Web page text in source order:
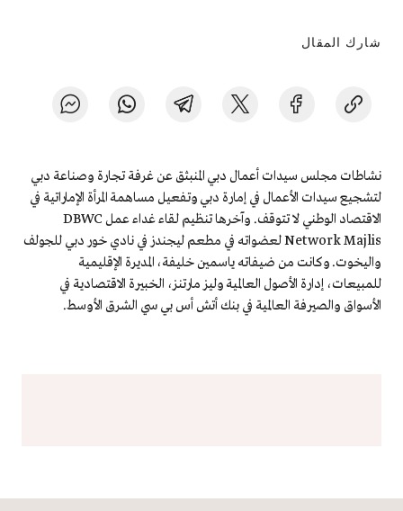
شارك المقال
نشاطات مجلس سيدات أعمال دبي المنبثق عن غرفة تجارة وصناعة دبي
لتشجيع سيدات الأعمال في إمارة دبي وتفعيل مساهمة المرأة الإماراتية في
الاقتصاد الوطني لا تتوقف. وآخرها تنظيم لقاء غداء عمل DBWC
Network Majlis لعضواته في مطعم ليجندز في نادي خور دبي للجولف
واليخوت. وكانت من ضيفاته ياسمين خليفة، المديرة الإقليمية
للمبيعات، إدارة الأصول العالمية وليز مارتنز، الخبيرة الاقتصادية في
الأسواق والصيرفة العالمية في بنك أتش أس بي سي الشرق الأوسط.